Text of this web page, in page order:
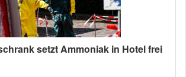
setzt Ammoniak in Hotel frei